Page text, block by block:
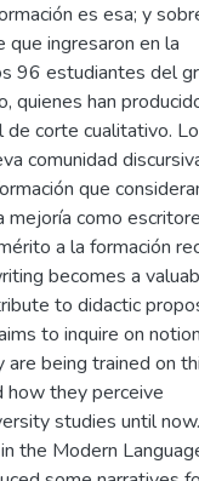
es esa; y
ingresaron en la
96 estudiantes del
quienes han
corte cualitativo.
comunidad
que
mejoría como
a la formación
becomes a
to didactic
to inquire on
being trained on
how they perceive
studies until
the Modern